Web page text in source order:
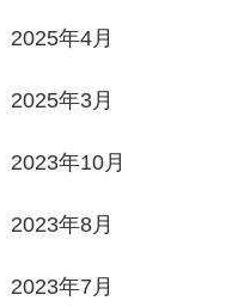
2025年4月
2025年3月
2023年10月
2023年8月
2023年7月